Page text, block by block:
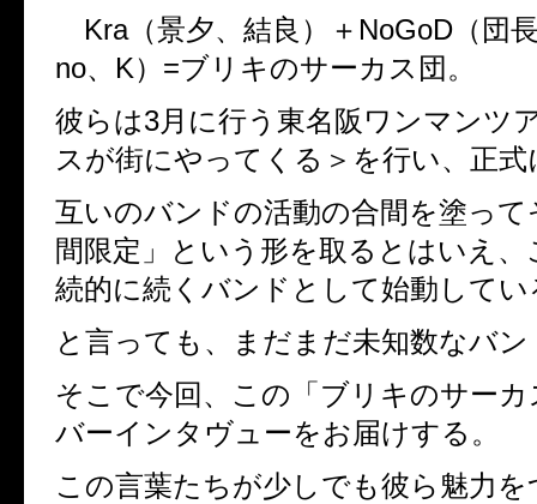
Kra（景夕、結良）＋NoGoD（団
no、K）=ブリキのサーカス団。
彼らは3月に行う東名阪ワンマンツ
スが街にやってくる＞を行い、正
互いのバンドの活動の合間を塗って
間限定」という形を取るとはいえ
続的に続くバンドとして始動してい
と言っても、まだまだ未知数なバン
そこで今回、この「ブリキのサー
バーインタヴューをお届けする。
この言葉たちが少しでも彼ら魅力